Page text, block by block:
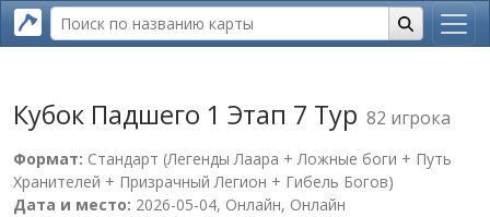
Кубок Падшего 1 Этап 7 Тур 82 игрока
Формат: Стандарт (Легенды Лаара + Ложные боги + Путь
Хранителей + Призрачный Легион + Гибель Богов)
Дата и место: 2026-05-04, Онлайн, Онлайн